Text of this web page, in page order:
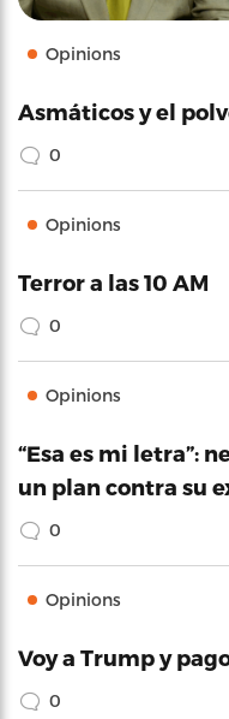
Opinions
Asmáticos y el
0
Opinions
Terror a las 10 AM
0
Opinions
“Esa es mi letra”:
un plan contra su
0
Opinions
Voy a Trump y
0